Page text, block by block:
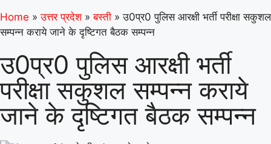
पुरस्कार’ युवा शक्ति को समर्पित करेंगे अमन | वरिष्ठ
शिक्षाविद् डॉ. सत्यवीर सिंह को समग्र शिक्षा
(माध्यमिक) के जिला समन्वयक का प्रभार |
वर्ल्ड रिकॉर्ड की खुशी से गूंजा माय भारत केंद्र, युवाओं
ने कहा- यह हमारी पीढ़ी की उपलब्धि | माय भारत से
जुड़े उड़ान यूथ क्लब के नेचर नीड्स यू अभियान ने
Home » उत्तर प्रदेश » बस्ती » उ0प्र0 पुलिस आरक्षी भर्ती परीक्षा सकुशल
सम्पन्न कराये जाने के दृष्टिगत बैठक सम्पन्न
उ0प्र0 पुलिस आरक्षी भर्ती
परीक्षा सकुशल सम्पन्न कराये
जाने के दृष्टिगत बैठक सम्पन्न